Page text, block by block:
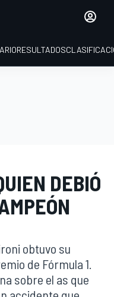
RESULTADOS
DEBIÓ
obtuvo su
de Fórmula 1.
sobre el as que